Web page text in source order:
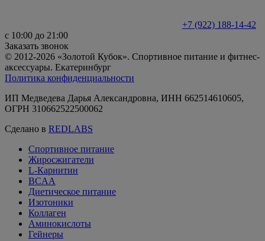
+7 (922) 188-14-42
с 10:00 до 21:00
Заказать звонок
© 2012-2026 «Золотой Кубок». Спортивное питание и фитнес-
аксессуары. Екатеринбург
Политика конфиденциальности
ИП Медведева Дарья Александровна, ИНН 662514610605,
ОГРН 310662522500062
Сделано в REDLABS
Спортивное питание
Жиросжигатели
L-Карнитин
BCAA
Диетическое питание
Изотоники
Коллаген
Аминокислоты
Гейнеры